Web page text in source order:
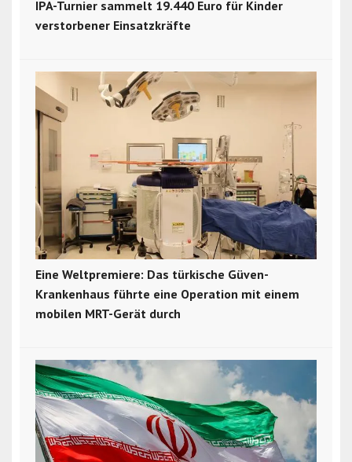
IPA-Turnier sammelt 19.440 Euro für Kinder
verstorbener Einsatzkräfte
Eine Weltpremiere: Das türkische Güven-
Krankenhaus führte eine Operation mit einem
mobilen MRT-Gerät durch